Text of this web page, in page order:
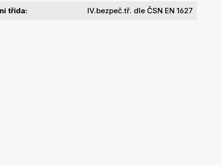
třída: IV.bezpeč.tř. dle ČSN EN 1627